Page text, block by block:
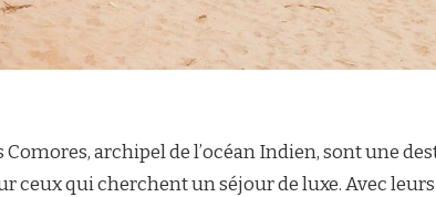
Comores, archipel de l’océan Indien, sont une
ceux qui cherchent un séjour de luxe. Avec